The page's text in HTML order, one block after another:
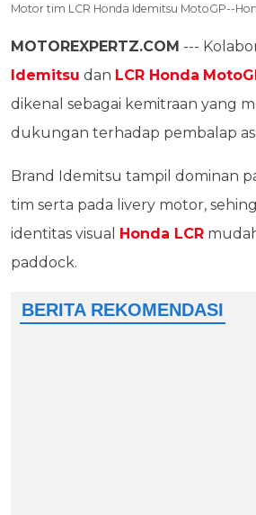
Motor tim LCR Honda Idemitsu MotoGP--
MOTOREXPERTZ.COM ---
Idemitsu dan LCR Honda
dikenal sebagai kemitraan yang
dukungan terhadap pembalap
Brand Idemitsu tampil dominan
tim serta pada livery motor,
identitas visual Honda LCR
paddock.